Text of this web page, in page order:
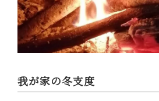
我が家の冬支度